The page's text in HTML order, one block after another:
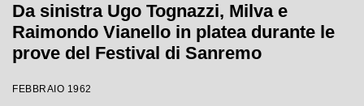
Da sinistra Ugo Tognazzi, Milva e
Raimondo Vianello in platea durante le
prove del Festival di Sanremo
FEBBRAIO 1962